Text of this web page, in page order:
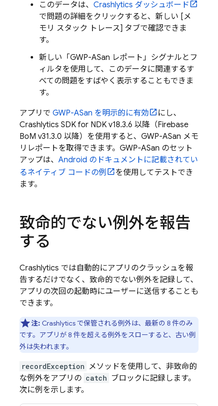
このデータは、 Crashlytics ダッシュボード
で問題の詳細をクリックすると、新しい [メ
モリ スタック トレース] タブで確認できま
す。
新しい「GWP-ASan レポート」シグナルとフ
ィルタを使用して、このデータに関連するす
べての問題をすばやく表示することもできま
す。
アプリで GWP-ASan を明示的に有効
にし、
Crashlytics SDK for NDK v18.3.6 以降（Firebase
BoM v31.3.0 以降）を使用すると、GWP-ASan メモ
リレポートを取得できます。GWP-ASan のセット
アップは、 Android のドキュメントに記載されてい
るネイティブ コードの例
を使用してテストでき
ます。
致命的でない例外を報告
する
Crashlytics では自動的にアプリのクラッシュを報
告するだけでなく、致命的でない例外を記録して、
アプリの次回の起動時にユーザーに送信することも
できます。
注: Crashlyticsで保管される例外は、最新の 8 件のみ
です。アプリが 8 件を超える例外をスローすると、古い例
外は失われます。
recordException メソッドを使用して、非致命的
な例外をアプリの catch ブロックに記録します。
次に例を示します。